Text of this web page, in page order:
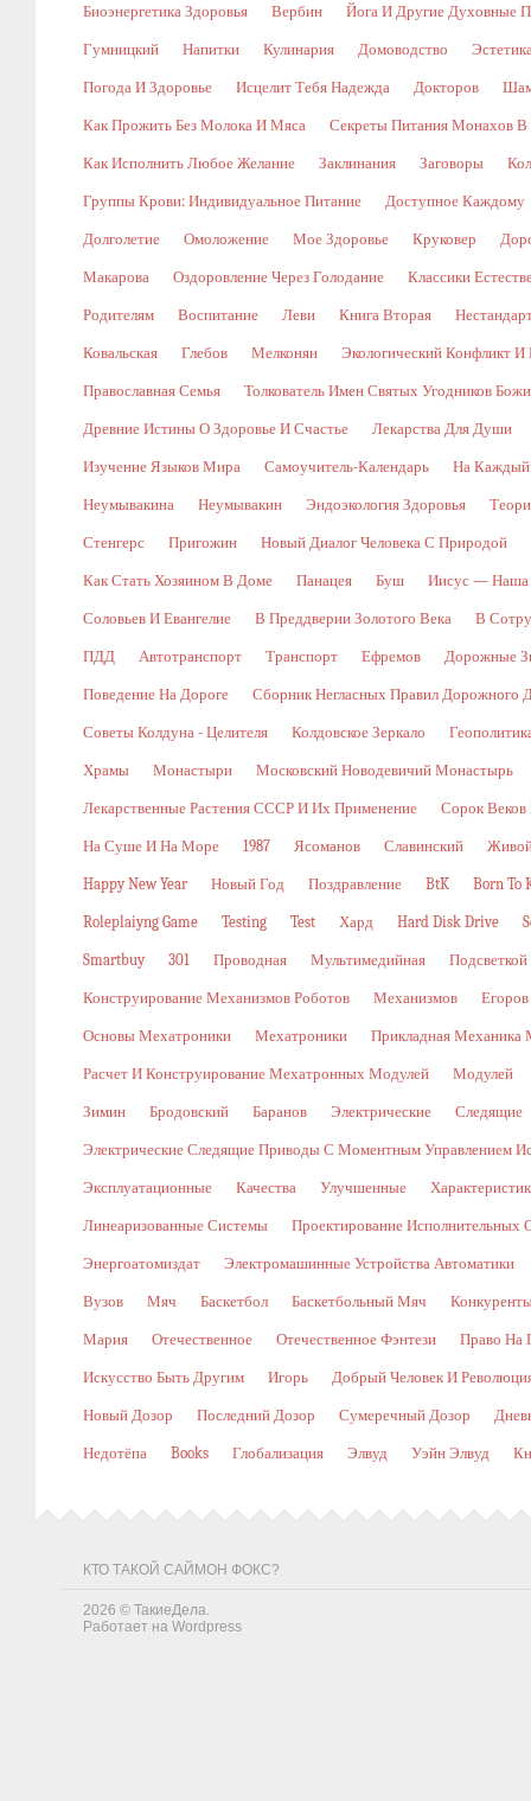
Биоэнергетика Здоровья Вербин Йога И Другие Духовные
Гумницкий Напитки Кулинария Домоводство
Погода И Здоровье Исцелит Тебя Надежда Докторов
Как Прожить Без Молока И Мяса Секреты Питания Монахов В
Как Исполнить Любое Желание Заклинания Заговоры
Группы Крови: Индивидуальное Питание Доступное Каждому
Долголетие Омоложение Мое Здоровье Круковер
Макарова Оздоровление Через Голодание Классики
Родителям Воспитание Леви Книга Вторая
Ковальская Глебов Мелконян Экологический Конфликт
Православная Семья Толкователь Имен Святых Угодников
Древние Истины О Здоровье И Счастье Лекарства Для Души
Изучение Языков Мира Самоучитель-Календарь На Каждый
Неумывакина Неумывакин Эндоэкология Здоровья
Стенгерс Пригожин Новый Диалог Человека С Природой
Как Стать Хозяином В Доме Панацея Буш Иисус — Наша
Соловьев И Евангелие В Преддверии Золотого Века В
ПДД Автотранспорт Транспорт Ефремов Дорожные
Поведение На Дороге Сборник Негласных Правил Дорожного
Советы Колдуна - Целителя Колдовское Зеркало
Храмы Монастыри Московский Новодевичий Монастырь
Лекарственные Растения СССР И Их Применение Сорок Веков
На Суше И На Море 1987 Ясоманов Славинский
Happy New Year Новый Год Поздравление BtK Born To
Roleplaiyng Game Testing Test Хард Hard Disk Drive
Smartbuy 301 Проводная Мультимедийная Подсветкой
Конструирование Механизмов Роботов Механизмов
Основы Мехатроники Мехатроники Прикладная Механика
Расчет И Конструирование Мехатронных Модулей Модулей
Зимин Бродовский Баранов Электрические Следящие
Электрические Следящие Приводы С Моментным Управлением
Эксплуатационные Качества Улучшенные
Линеаризованные Системы Проектирование Исполнительных
Энергоатомиздат Электромашинные Устройства Автоматики
Вузов Мяч Баскетбол Баскетбольный Мяч
Мария Отечественное Отечественное Фэнтези Право На
Искусство Быть Другим Игорь Добрый Человек И
Новый Дозор Последний Дозор Сумеречный Дозор
Недотёпа Books Глобализация Элвуд Уэйн Элвуд
КТО ТАКОЙ САЙМОН ФОКС?
2026 © ТакиеДела.
Работает на Wordpress